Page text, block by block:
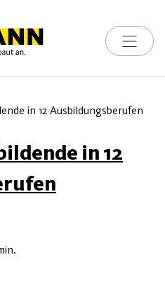
Toggle
in 12 Ausbildungsberufen
in 12